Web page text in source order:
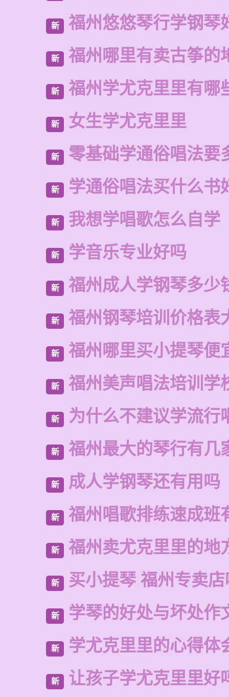
新 福州悠悠琴行学钢琴
新 福州哪里有卖古筝的
新 福州学尤克里里有哪
新 女生学尤克里里
新 零基础学通俗唱法要
新 学通俗唱法买什么书
新 我想学唱歌怎么自学
新 学音乐专业好吗
新 福州成人学钢琴多少
新 福州钢琴培训价格表
新 福州哪里买小提琴便
新 福州美声唱法培训学
新 为什么不建议学流行
新 福州最大的琴行有几
新 成人学钢琴还有用吗
新 福州唱歌排练速成班
新 福州卖尤克里里的地
新 买小提琴 福州专卖
新 学琴的好处与坏处作
新 学尤克里里的心得体
新 让孩子学尤克里里好